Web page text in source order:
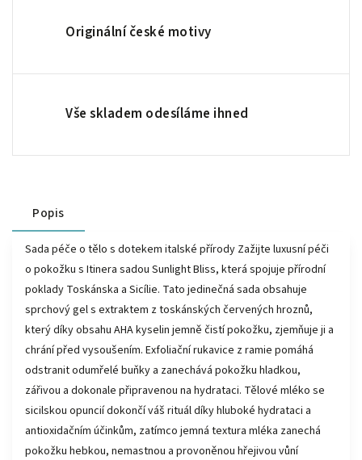
Originální české motivy
Vše skladem odesíláme ihned
Popis
Sada péče o tělo s dotekem italské přírody Zažijte luxusní péči
o pokožku s Itinera sadou Sunlight Bliss, která spojuje přírodní
poklady Toskánska a Sicílie. Tato jedinečná sada obsahuje
sprchový gel s extraktem z toskánských červených hroznů,
který díky obsahu AHA kyselin jemně čistí pokožku, zjemňuje ji a
chrání před vysoušením. Exfoliační rukavice z ramie pomáhá
odstranit odumřelé buňky a zanechává pokožku hladkou,
zářivou a dokonale připravenou na hydrataci. Tělové mléko se
sicilskou opuncií dokončí váš rituál díky hluboké hydrataci a
antioxidačním účinkům, zatímco jemná textura mléka zanechá
pokožku hebkou, nemastnou a provoněnou hřejivou vůní